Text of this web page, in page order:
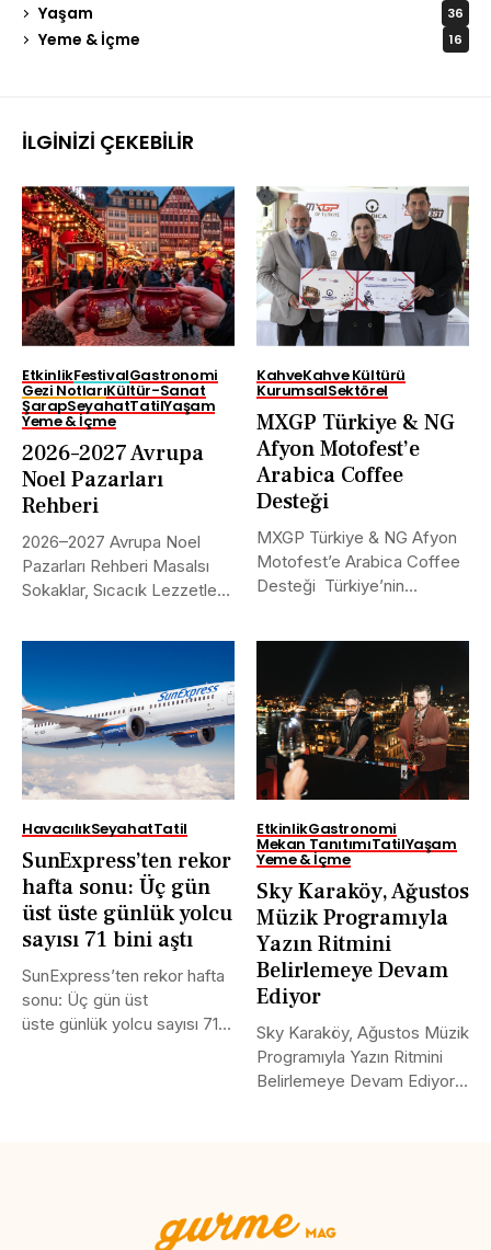
Yaşam 36
Yeme & İçme 16
İLGINIZI ÇEKEBILIR
EtkinlikFestivalGastronomi
Gezi NotlarıKültür-Sanat
ŞarapSeyahatTatilYaşam
Yeme & İçme
2026–2027 Avrupa
Noel Pazarları
Rehberi
2026–2027 Avrupa Noel
Pazarları Rehberi Masalsı
Sokaklar, Sıcacık Lezzetler
KahveKahve Kültürü
KurumsalSektörel
MXGP Türkiye & NG
Afyon Motofest’e
Arabica Coffee
Desteği
MXGP Türkiye & NG Afyon
Motofest’e Arabica Coffee
Desteği Türkiye’nin
HavacılıkSeyahatTatil
SunExpress’ten rekor
hafta sonu: Üç gün
üst üste günlük yolcu
sayısı 71 bini aştı
SunExpress’ten rekor hafta
sonu: Üç gün üst
üste günlük yolcu sayısı 71
EtkinlikGastronomi
Mekan TanıtımıTatilYaşam
Yeme & İçme
Sky Karaköy, Ağustos
Müzik Programıyla
Yazın Ritmini
Belirlemeye Devam
Ediyor
Sky Karaköy, Ağustos Müzik
Programıyla Yazın Ritmini
Belirlemeye Devam Ediyor